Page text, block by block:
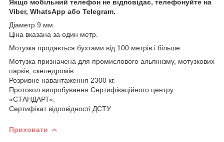
Якщо мобільний телефон не відповідає, телефонуйте на
Viber, WhatsApp або Telegram.
Діаметр 9 мм.
Ціна вказана за один метр.
Мотузка продається бухтами від 100 метрів і більше.
Мотузка призначена для промислового альпінізму, мотузкових
парків, скеледромів.
Розривне навантаження 2300 кг.
Протокол випробування Сертифікаційного центру
«СТАНДАРТ».
Сертифікат відповідності ДСТУ
Приховати